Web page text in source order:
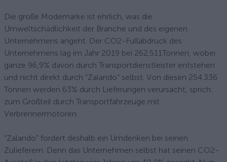
Die große Modemarke ist ehrlich, was die
Umweltschädlichkeit der Branche und des eigenen
Unternehmens angeht. Der CO2-Fußabdruck des
Unternehmens lag im Jahr 2019 bei 262.511Tonnen, wobei
ganze 96,9% davon durch Transportdienstleister entstehen
und nicht direkt durch “Zalando” selbst. Von diesen 254.336
Tonnen werden 63% durch Lieferungen verursacht, sprich:
zum Großteil durch Transportfahrzeuge mit
Verbrennermotoren.
“Zalando” fordert deshalb ein Umdenken bei seinen
Zulieferern. Denn das Unternehmen selbst hat seinen CO2-